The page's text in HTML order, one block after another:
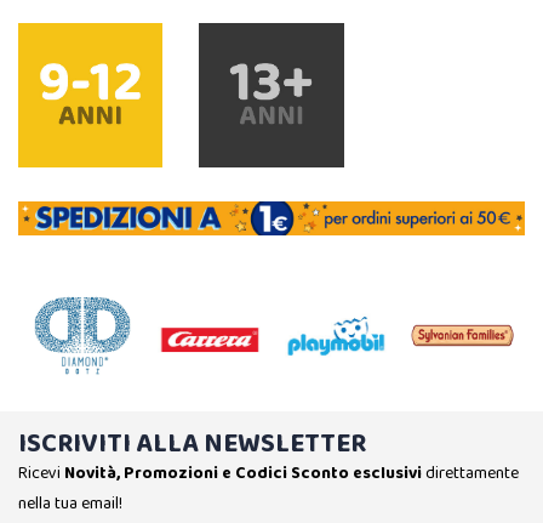
ISCRIVITI ALLA NEWSLETTER
Ricevi Novità, Promozioni e Codici Sconto esclusividirettamente
nella tua email!